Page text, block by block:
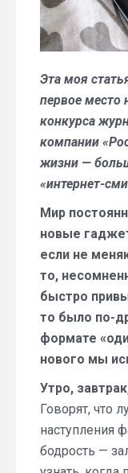
Эта моя
первое место
конкурса
компании
жизни —
«интернет-
Мир
новые
если не
то,
быстро
то было по-
формате
нового мы
Утро,
Говорят, что
наступления
бодрость —